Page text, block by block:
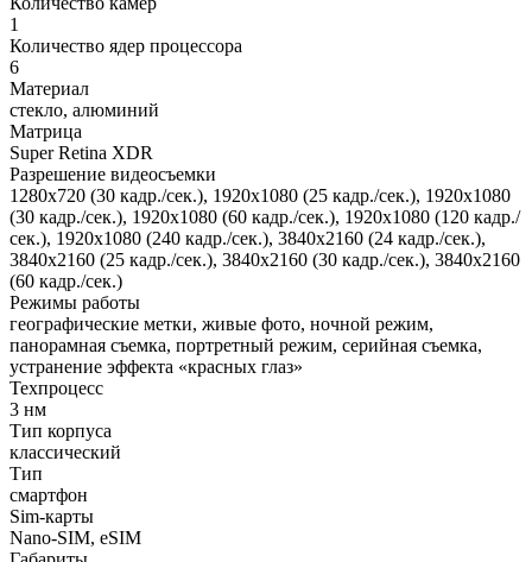
1
Количество ядер процессора
6
Материал
стекло, алюминий
Матрица
Super Retina XDR
Разрешение видеосъемки
1280x720 (30 кадр./сек.), 1920x1080 (25 кадр./сек.), 1920x1080
(30 кадр./сек.), 1920x1080 (60 кадр./сек.), 1920x1080 (120 кадр./
сек.), 1920x1080 (240 кадр./сек.), 3840x2160 (24 кадр./сек.),
3840x2160 (25 кадр./сек.), 3840x2160 (30 кадр./сек.), 3840x2160
(60 кадр./сек.)
Режимы работы
географические метки, живые фото, ночной режим,
панорамная съемка, портретный режим, серийная съемка,
устранение эффекта «красных глаз»
Техпроцесс
3 нм
Тип корпуса
классический
Тип
смартфон
Sim-карты
Nano-SIM, eSIM